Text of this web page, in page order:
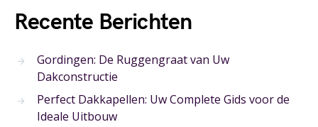
Recente Berichten
Gordingen: De Ruggengraat van Uw
Dakconstructie
Perfect Dakkapellen: Uw Complete Gids voor de
Ideale Uitbouw